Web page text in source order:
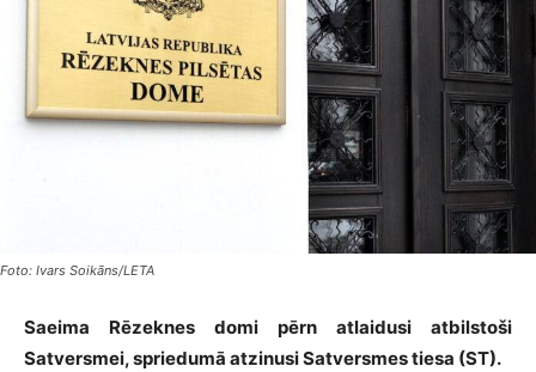
Foto: Ivars Soikāns/LETA
Saeima Rēzeknes domi pērn atlaidusi atbilstoši
Satversmei, spriedumā atzinusi Satversmes tiesa (ST).